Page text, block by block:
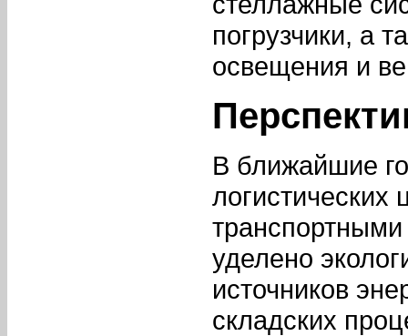
погрузчики, а
освещения и
В ближайшие
логистических
уделено
источников
складских